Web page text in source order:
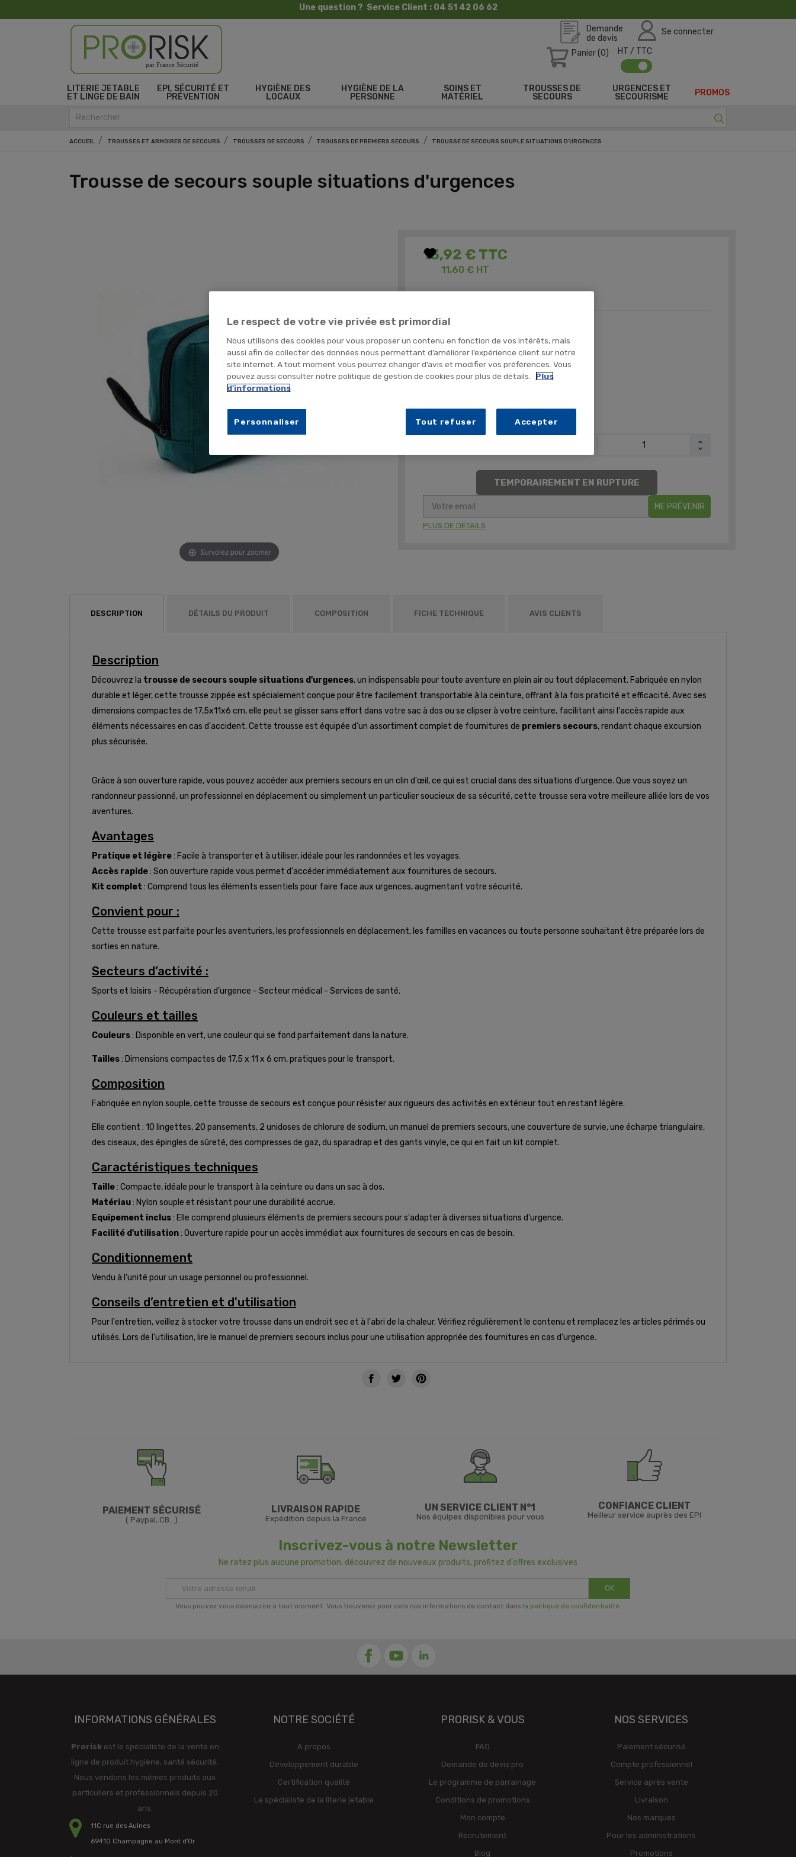
Une question ? Service Client : 04 51 42 06 62
par France Sécurité
Demande
de devis
Se connecter
Panier (0) HT / TTC
LITERIE JETABLE
ET LINGE DE BAIN
EPI, SÉCURITÉ ET
PRÉVENTION
HYGIÈNE DES
LOCAUX
HYGIÈNE DE LA
PERSONNE
SOINS ET
MATÉRIEL
TROUSSES DE
SECOURS
URGENCES ET
SECOURISME
PROMOS
ACCUEIL TROUSSES ET ARMOIRES DE SECOURS TROUSSES DE SECOURS TROUSSES DE PREMIERS SECOURS TROUSSE DE SECOURS SOUPLE SITUATIONS D'URGENCES
Trousse de secours souple situations d'urgences
Survolez pour zoomer
13,92 € TTC
11,60 € HT
favorite
Ouverture rapide
Compacte et légère
Adaptée aux situations d'urgences
TEMPORAIREMENT EN RUPTURE
ME PRÉVENIR
PLUS DE DÉTAILS
DESCRIPTION DÉTAILS DU PRODUIT COMPOSITION FICHE TECHNIQUE AVIS CLIENTS
Description
Découvrez la trousse de secours souple situations d'urgences, un indispensable pour toute aventure en plein air ou tout déplacement. Fabriquée en nylon
durable et léger, cette trousse zippée est spécialement conçue pour être facilement transportable à la ceinture, offrant à la fois praticité et efficacité. Avec ses
dimensions compactes de 17,5x11x6 cm, elle peut se glisser sans effort dans votre sac à dos ou se clipser à votre ceinture, facilitant ainsi l'accès rapide aux
éléments nécessaires en cas d'accident. Cette trousse est équipée d'un assortiment complet de fournitures de premiers secours, rendant chaque excursion
plus sécurisée.
Grâce à son ouverture rapide, vous pouvez accéder aux premiers secours en un clin d'œil, ce qui est crucial dans des situations d'urgence. Que vous soyez un
randonneur passionné, un professionnel en déplacement ou simplement un particulier soucieux de sa sécurité, cette trousse sera votre meilleure alliée lors de vos
aventures.
Avantages
Pratique et légère: Facile à transporter et à utiliser, idéale pour les randonnées et les voyages.
Accès rapide: Son ouverture rapide vous permet d'accéder immédiatement aux fournitures de secours.
Kit complet : Comprend tous les éléments essentiels pour faire face aux urgences, augmentant votre sécurité.
Convient pour :
Cette trousse est parfaite pour les aventuriers, les professionnels en déplacement, les familles en vacances ou toute personne souhaitant être préparée lors de
sorties en nature.
Secteurs d’activité :
Sports et loisirs - Récupération d’urgence - Secteur médical - Services de santé.
Couleurs et tailles
Couleurs: Disponible en vert, une couleur qui se fond parfaitement dans la nature.
Tailles: Dimensions compactes de 17,5 x 11 x 6 cm, pratiques pour le transport.
Composition
Fabriquée en nylon souple, cette trousse de secours est conçue pour résister aux rigueurs des activités en extérieur tout en restant légère.
Elle contient : 10 lingettes, 20 pansements, 2 unidoses de chlorure de sodium, un manuel de premiers secours, une couverture de survie, une écharpe triangulaire,
des ciseaux, des épingles de sûreté, des compresses de gaz, du sparadrap et des gants vinyle, ce qui en fait un kit complet.
Caractéristiques techniques
Taille: Compacte, idéale pour le transport à la ceinture ou dans un sac à dos.
Matériau: Nylon souple et résistant pour une durabilité accrue.
Equipement inclus: Elle comprend plusieurs éléments de premiers secours pour s'adapter à diverses situations d'urgence.
Facilité d'utilisation: Ouverture rapide pour un accès immédiat aux fournitures de secours en cas de besoin.
Conditionnement
Vendu à l'unité pour un usage personnel ou professionnel.
Conseils d’entretien et d'utilisation
Pour l'entretien, veillez à stocker votre trousse dans un endroit sec et à l'abri de la chaleur. Vérifiez régulièrement le contenu et remplacez les articles périmés ou
utilisés. Lors de l'utilisation, lire le manuel de premiers secours inclus pour une utilisation appropriée des fournitures en cas d'urgence.
PAIEMENT SÉCURISÉ
( Paypal, CB...)
LIVRAISON RAPIDE
Expédition depuis la France
UN SERVICE CLIENT N°1
Nos équipes disponibles pour vous
CONFIANCE CLIENT
Meilleur service auprès des EPI
Inscrivez-vous à notre Newsletter
Ne ratez plus aucune promotion, découvrez de nouveaux produits, profitez d'offres exclusives
OK
Vous pouvez vous désinscrire à tout moment. Vous trouverez pour cela nos informations de contact dans la politique de confidentialité.
INFORMATIONS GÉNÉRALES
Prorisk est le spécialiste de la vente en
ligne de produit hygiène, santé sécurité.
Nous vendons les mêmes produits aux
particuliers et professionnels depuis 20
ans.
11C rue des Aulnes
69410 Champagne au Mont d'Or
NOTRE SOCIÉTÉ
A propos
Développement durable
Certification qualité
Le spécialiste de la literie jetable
PRORISK & VOUS
FAQ
Demande de devis pro
Le programme de parrainage
Conditions de promotions
Mon compte
Recrutement
Blog
NOS SERVICES
Paiement sécurisé
Compte professionnel
Service après vente
Livraison
Nos marques
Pour les administrations
Promotions
Le respect de votre vie privée est primordial
Nous utilisons des cookies pour vous proposer un contenu en fonction de vos intérêts, mais
aussi afin de collecter des données nous permettant d’améliorer l’expérience client sur notre
site internet. A tout moment vous pourrez changer d’avis et modifier vos préférences. Vous
pouvez aussi consulter notre politique de gestion de cookies pour plus de détails.
Plus
d'informations
Personnaliser Tout refuser Accepter